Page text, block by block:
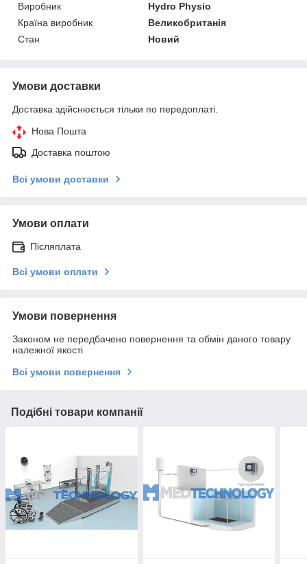
Виробник
Hydro Physio
Країна виробник
Великобританія
Стан
Новий
Умови доставки
Доставка здійснюється тільки по передоплаті.
Нова Пошта
Доставка поштою
Всі умови доставки
Умови оплати
Післяплата
Всі умови оплати
Умови повернення
Законом не передбачено повернення та обмін даного товару
належної якості
Всі умови повернення
Подібні товари компанії